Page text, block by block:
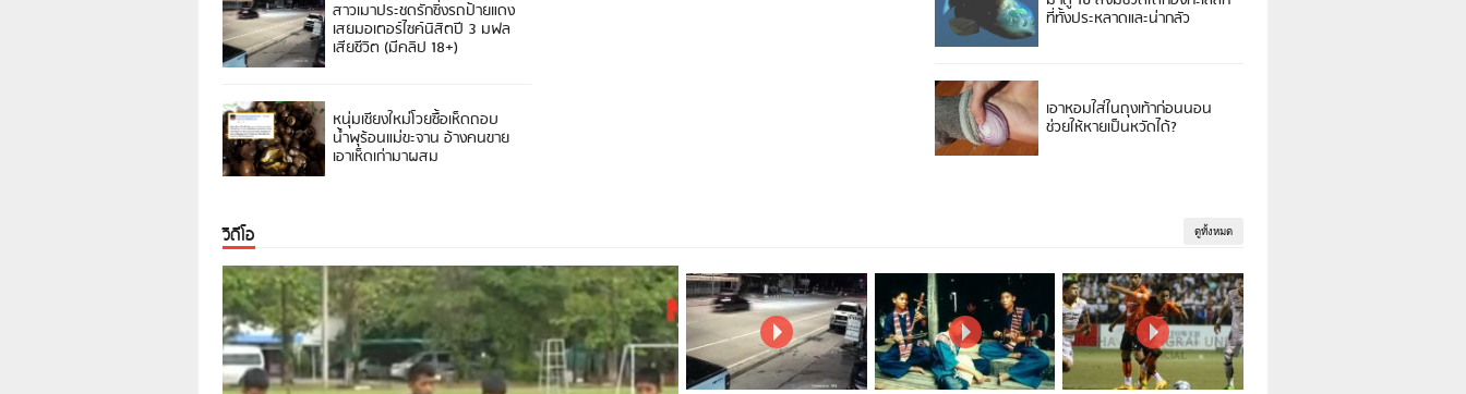
สาวเมาประชดรักซิ่งรถป้ายแดง
เสยมอเตอร์ไซค์นิสิตปี 3 มฟล
เสียชีวิต (มีคลิป 18+)
หนุ่มเชียงใหม่โวยซื้อเห็ดถอบ
น้ำพุร้อนแม่ขะจาน อ้างคนขาย
เอาเห็ดเก่ามาผสม
ที่ทั้งประหลาดและน่ากลัว
เอาหอมใส่ในถุงเท้าก่อนนอน
ช่วยให้หายเป็นหวัดได้?
วิดีโอ ดูทั้งหมด